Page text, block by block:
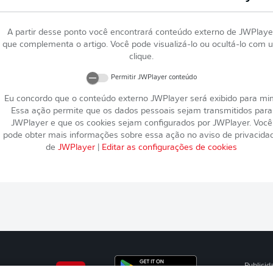
A partir desse ponto você encontrará conteúdo externo de
que complementa o artigo. Você pode visualizá-lo ou ocultá-lo com
clique.
Permitir JWPlayerconteúdo
Eu concordo que o conteúdo externo JWPlayerserá exibido para
Essa ação permite que os dados pessoais sejam transmitidos para
JWPlayere que os cookies sejam configurados por JWPlayer. Você
pode obter mais informações sobre essa ação no aviso de
de JWPlayer Editar as configurações de cookies